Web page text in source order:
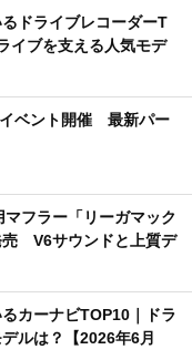
るドライブレコーダーT
イブを支える人気モデ
ベント開催 最新パー
フラー「リーガマック
売 V6サウンドと上質デ
カーナビTOP10｜ドラ
ルは？【2026年6月